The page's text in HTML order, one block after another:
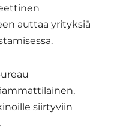
auttaa yrityksiä
siirtyviin